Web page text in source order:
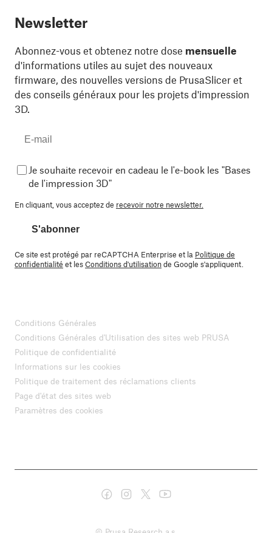
Newsletter
Abonnez-vous et obtenez notre dose mensuelle
d'informations utiles au sujet des nouveaux
firmware, des nouvelles versions de PrusaSlicer et
des conseils généraux pour les projets d'impression
3D.
Je souhaite recevoir en cadeau le l'e-book les "Bases
de l'impression 3D"
En cliquant, vous acceptez de recevoir notre newsletter.
S'abonner
Ce site est protégé par reCAPTCHA Enterprise et la Politique de
confidentialité et lesConditions d'utilisationde Google s'appliquent.
Conditions Générales
Conditions Générales d'Utilisation des sites web PRUSA
Politique de confidentialité
Informations sur les cookies
Politique de traitement des réclamations clients
Page d'état des sites web
Paramètres des cookies